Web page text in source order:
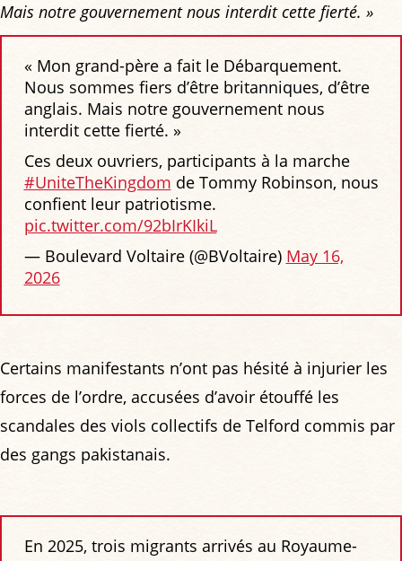
Mais notre gouvernement nous interdit cette fierté. »
« Mon grand-père a fait le Débarquement.
Nous sommes fiers d’être britanniques, d’être
anglais. Mais notre gouvernement nous
interdit cette fierté. »
Ces deux ouvriers, participants à la marche
#UniteTheKingdom de Tommy Robinson, nous
confient leur patriotisme.
pic.twitter.com/92bIrKIkiL
— Boulevard Voltaire (@BVoltaire) May 16,
2026
Certains manifestants n’ont pas hésité à injurier les
forces de l’ordre, accusées d’avoir étouffé les
scandales des viols collectifs de Telford commis par
des gangs pakistanais.
En 2025, trois migrants arrivés au Royaume-